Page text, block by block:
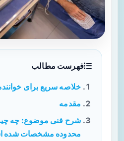
فهرست مطالب
خلاصه سریع برای
مقدمه
شرح فنی موضوع: چه
محدوده مشخصات شده